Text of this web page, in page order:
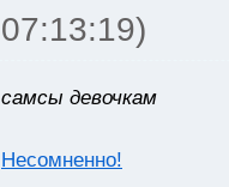
07:13:19)
самсы девочкам
Несомненно!